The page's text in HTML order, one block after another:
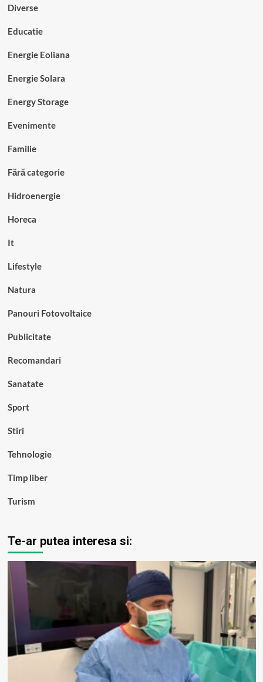
Diverse
Educatie
Energie Eoliana
Energie Solara
Energy Storage
Evenimente
Familie
Fără categorie
Hidroenergie
Horeca
It
Lifestyle
Natura
Panouri Fotovoltaice
Publicitate
Recomandari
Sanatate
Sport
Stiri
Tehnologie
Timp liber
Turism
Te-ar putea interesa si: